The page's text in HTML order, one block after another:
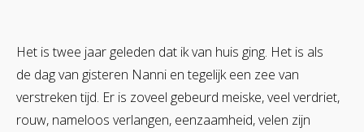
Het is twee jaar geleden dat ik van huis ging. Het is als
de dag van gisteren Nanni en tegelijk een zee van
verstreken tijd. Er is zoveel gebeurd meiske, veel verdriet,
rouw, nameloos verlangen, eenzaamheid, velen zijn